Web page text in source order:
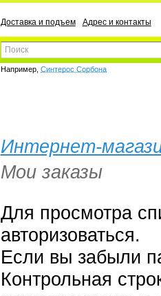
Доставка и подъем Адрес и контакты
Например, Синтерос Сорбона
Интернет-
Мои заказы
Для просмотра
авторизоваться.
Если вы забыли
Контрольная